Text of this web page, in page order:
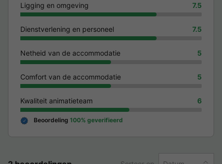
Ligging en omgeving 7.5
Dienstverlening en personeel 7.5
Netheid van de accommodatie 5
Comfort van de accommodatie 5
Kwaliteit animatieteam 6
Beoordeling 100% geverifieerd